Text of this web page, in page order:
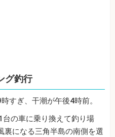
グ釣行
すぎ、干潮が午後4時前。
の車に乗り換えて釣り場
裏になる三角半島の南側を選